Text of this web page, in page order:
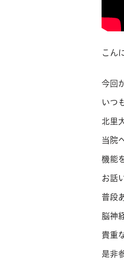
こん
今回
いつ
北里
当院
機能
お話
普段
脳神
貴重
是非